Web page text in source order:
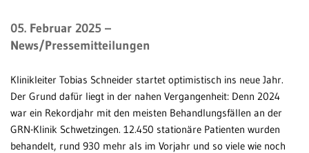
Fachzentren
Medizinische
Veranstaltungen
Patientenportal
Karriere
05. Februar 2025 –
News/Pressemitteilungen
Klinikleiter Tobias Schneider startet optimistisch ins neue Jahr.
Der Grund dafür liegt in der nahen Vergangenheit: Denn 2024
war ein Rekordjahr mit den meisten Behandlungsfällen an der
GRN-Klinik Schwetzingen. 12.450 stationäre Patienten wurden
behandelt, rund 930 mehr als im Vorjahr und so viele wie noch